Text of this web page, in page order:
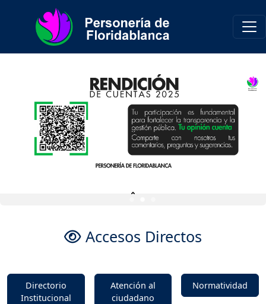
Accesos Directos
Directorio
Institucional
Atención al
ciudadano
Normatividad